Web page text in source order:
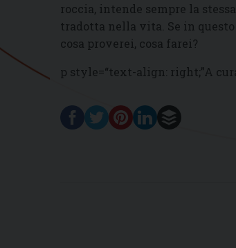
roccia, intende sempre la
tradotta nella vita. Se in
cosa proverei, cosa farei?
p style=“text-align: right;”A